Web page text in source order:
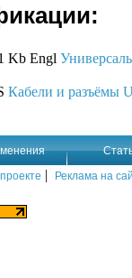
Kb Engl
Кабели и разъёмы
| Реклама на